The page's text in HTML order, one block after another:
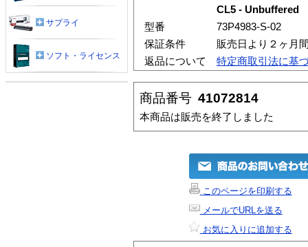
CL5 - Unbuffered
型番
73P4983-S-02
保証条件
販売日より２ヶ月
返品について
特定商取引法に基
商品番号 41072814
本商品は販売を終了しました
このページを印刷する
メールでURLを送る
お気に入りに追加する
サプライ
ソフト・ライセンス